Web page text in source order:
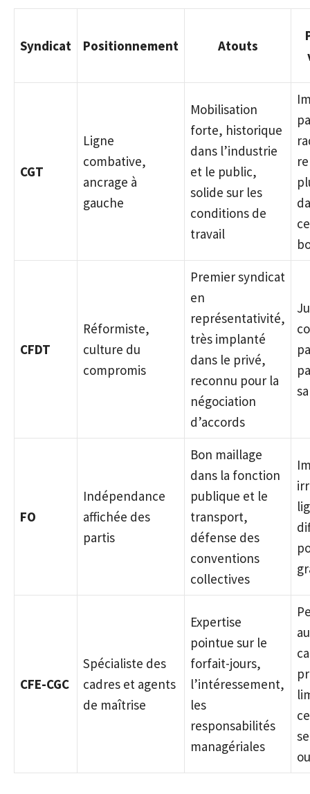
Syndicat Positionnement Atouts
CGT
Ligne
combative,
ancrage à
gauche
Mobilisation
forte, historique
dans l’industrie
et le public,
solide sur les
conditions de
travail
CFDT
Réformiste,
culture du
compromis
Premier syndicat
en
représentativité,
très implanté
dans le privé,
reconnu pour la
négociation
d’accords
FO
Indépendance
affichée des
partis
Bon maillage
dans la fonction
publique et le
transport,
défense des
conventions
collectives
CFE-CGC
Spécialiste des
cadres et agents
de maîtrise
Expertise
pointue sur le
forfait-jours,
l’intéressement,
les
responsabilités
managériales